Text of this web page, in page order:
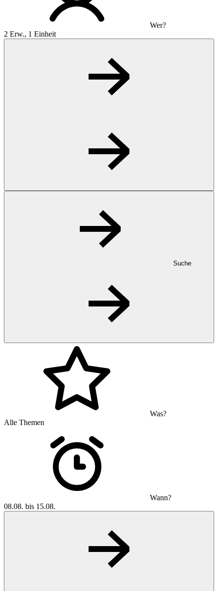
Wer?
2 Erw., 1 Einheit
Suche
Was?
Alle Themen
Wann?
08.08. bis 15.08.